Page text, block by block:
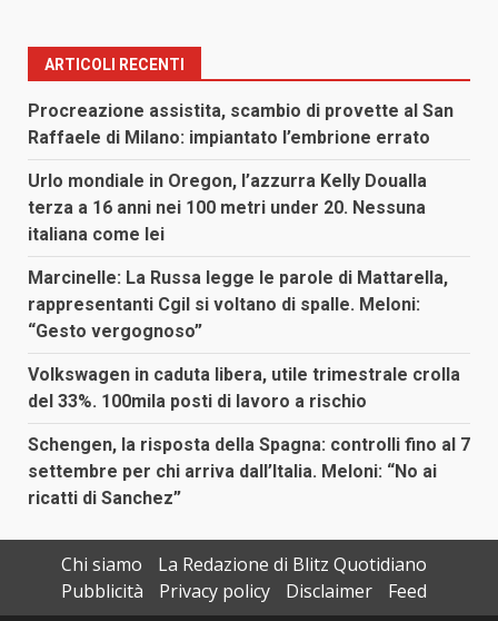
ARTICOLI RECENTI
Procreazione assistita, scambio di provette al San
Raffaele di Milano: impiantato l’embrione errato
Urlo mondiale in Oregon, l’azzurra Kelly Doualla
terza a 16 anni nei 100 metri under 20. Nessuna
italiana come lei
Marcinelle: La Russa legge le parole di Mattarella,
rappresentanti Cgil si voltano di spalle. Meloni:
“Gesto vergognoso”
Volkswagen in caduta libera, utile trimestrale crolla
del 33%. 100mila posti di lavoro a rischio
Schengen, la risposta della Spagna: controlli fino al 7
settembre per chi arriva dall’Italia. Meloni: “No ai
ricatti di Sanchez”
Chi siamo
La Redazione di Blitz Quotidiano
Pubblicità
Privacy policy Disclaimer Feed